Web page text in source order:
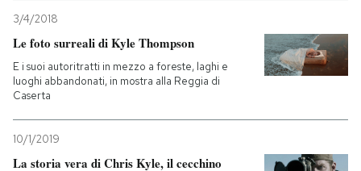
3/4/2018
Le foto surreali di Kyle Thompson
E i suoi autoritratti in mezzo a foreste, laghi e
luoghi abbandonati, in mostra alla Reggia di
Caserta
10/1/2019
La storia vera di Chris Kyle, il cecchino